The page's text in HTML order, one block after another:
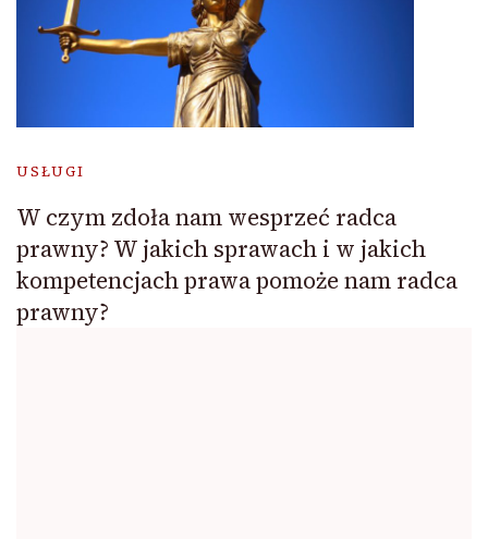
USŁUGI
W czym zdoła nam wesprzeć radca
prawny? W jakich sprawach i w jakich
kompetencjach prawa pomoże nam radca
prawny?